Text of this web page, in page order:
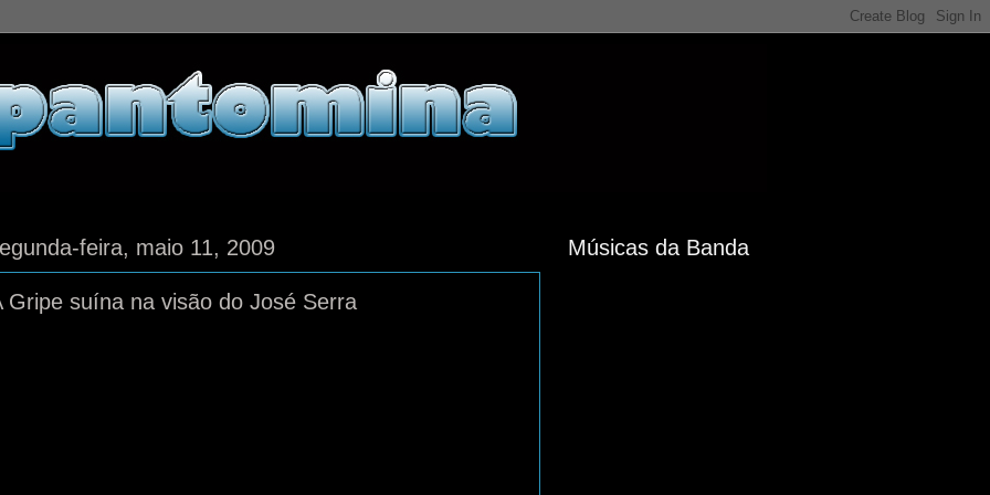
feira, maio 11, 2009
Gripe suína na visão do José Serra
Músicas da Banda